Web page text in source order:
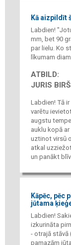
Kā aizpildīt
Labdien!
mm, bet 90
par lielu. Ko
līkumam
ATBILD:
JURIS
Labdien! Tā
varētu
augstu
auklu kopā
uztinot virsū
atkal
un panākt
Kāpēc, pēc
jūtama
Labdien!
izkurināta
- otrajā stāvā
pamazām